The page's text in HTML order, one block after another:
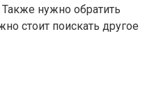
нужно обратить
стоит поискать другое